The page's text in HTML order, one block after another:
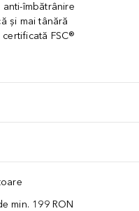
îmbătrânire
și mai tânără
FSC®
min. 199 RON